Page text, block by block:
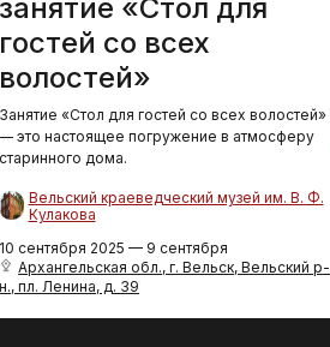
занятие «Стол для
гостей со всех
волостей»
Занятие «Стол для гостей со всех волостей»
— это настоящее погружение в атмосферу
старинного дома.
Вельский краеведческий музей им. В. Ф.
Кулакова
10 сентября 2025 — 9 сентября
Архангельская обл., г. Вельск, Вельский р-
н., пл. Ленина, д. 39